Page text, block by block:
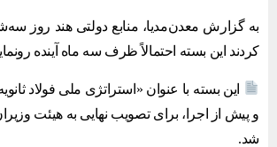
کردند این بسته احتمالاً ظرف سه ماه آینده
این بسته با عنوان «استراتژی ملی فولاد
و پیش از اجرا، برای تصویب نهایی به هیئت
شد.